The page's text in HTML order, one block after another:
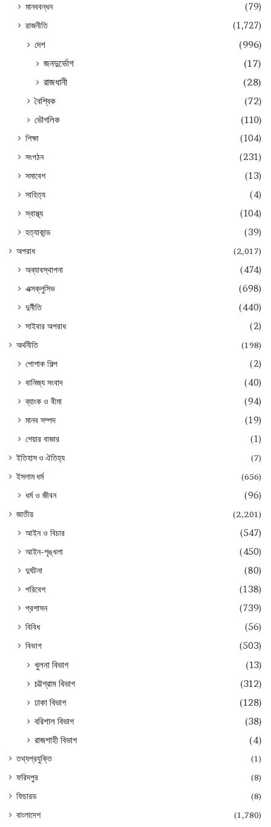
মানববন্ধন
(79)
রাজনীতি
(1,727)
দেশ
(996)
জনদুর্ভোগ
(17)
রাজধানী
(28)
বৈশ্বিক
(72)
ভৌগলিক
(110)
শিক্ষা
(104)
সংগঠন
(231)
সমাবেশ
(13)
সাহিত্য
(4)
স্বাস্থ্য
(104)
হত্যাকান্ড
(39)
অপরাধ (2,017)
অব্যাবস্থাপনা
(474)
এক্সক্লুসিভ
(698)
দুর্নীতি
(440)
সাইবার অপরাধ
(2)
অর্থনীতি (198)
পোশাক শিল্প
(2)
বানিজ্য সংবাদ
(40)
ব্যাংক ও বীমা
(94)
মানব সম্পদ
(19)
শেয়ার বাজার
(1)
ইতিহাস ও ঐতিহ্য
(7)
ইসলাম ধর্ম
(656)
ধর্ম ও জীবন (96)
জাতীয় (2,201)
আইন ও বিচার
(547)
আইন-শৃঙ্খলা
(450)
দুর্ঘটনা
(80)
পরিবেশ
(138)
প্রশাসন
(739)
বিবিধ
(56)
বিভাগ
(503)
খুলনা বিভাগ
(13)
চট্টগ্রাম বিভাগ
(312)
ঢাকা বিভাগ
(128)
বরিশাল বিভাগ
(38)
রাজশাহী বিভাগ
(4)
তথ্যপ্রযুক্তি
(1)
ফরিদপুর
(8)
ফিচারড
(8)
বাংলাদেশ
(1,780)